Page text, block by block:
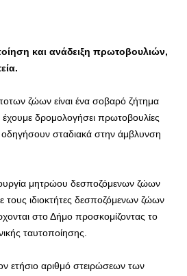
και ανάδειξη πρωτοβουλιών,
ζώων είναι ένα σοβαρό ζήτημα
δρομολογήσει πρωτοβουλίες
σταδιακά στην άμβλυνση
μητρώου δεσποζόμενων ζώων
τους ιδιοκτήτες δεσποζόμενων ζώων
στο Δήμο προσκομίζοντας το
ταυτοποίησης.
ετήσιο αριθμό στειρώσεων των